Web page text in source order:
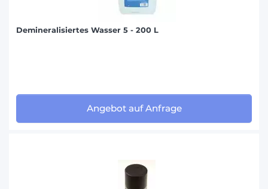
Demineralisiertes Wasser 5 - 200 L
Angebot auf Anfrage